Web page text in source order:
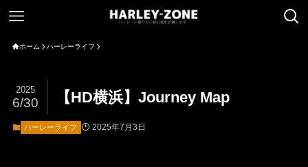
ホーム ハーレーライフ
【HD横浜】Journey Map
2025
6/30
ハーレーライフ 2025年7月3日